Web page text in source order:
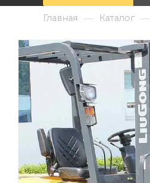
Главная — Каталог —